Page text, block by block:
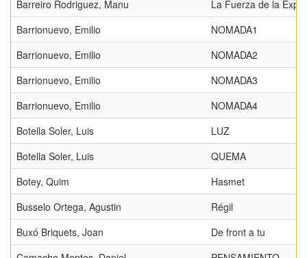
Barreiro Rodriguez, Manu
La Fuerza de la
Barrionuevo, Emilio
NOMADA1
Barrionuevo, Emilio
NOMADA2
Barrionuevo, Emilio
NOMADA3
Barrionuevo, Emilio
NOMADA4
Botella Soler, Luis
LUZ
Botella Soler, Luis
QUEMA
Botey, Quim
Hasmet
Busselo Ortega, Agustin
Régil
Buxó Briquets, Joan
De front a tu